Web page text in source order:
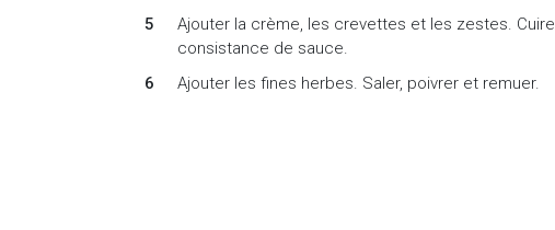
Ajouter la crème, les crevettes et les zestes. Cuire
consistance de sauce.
Ajouter les fines herbes. Saler, poivrer et remuer.